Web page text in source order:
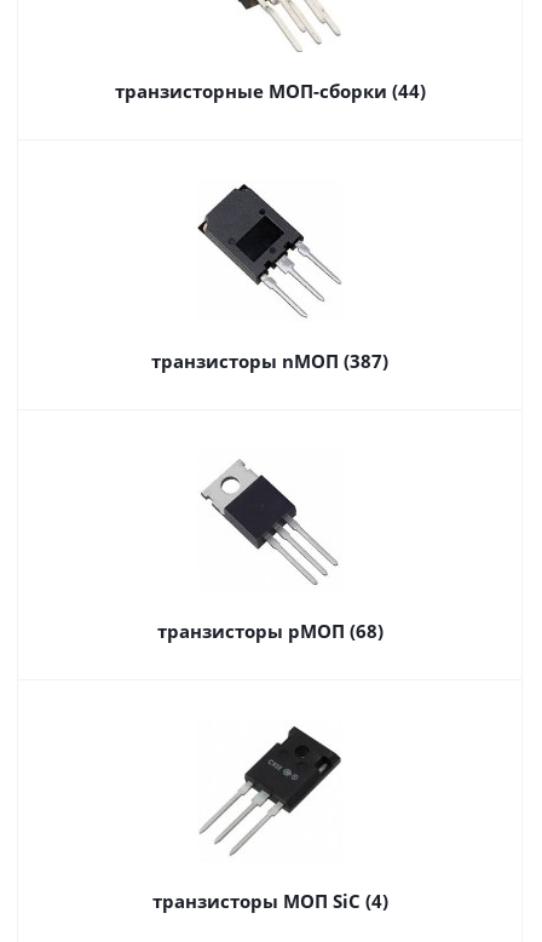
транзисторные МОП-сборки (44)
транзисторы nМОП (387)
транзисторы pМОП (68)
транзисторы МОП SiC (4)